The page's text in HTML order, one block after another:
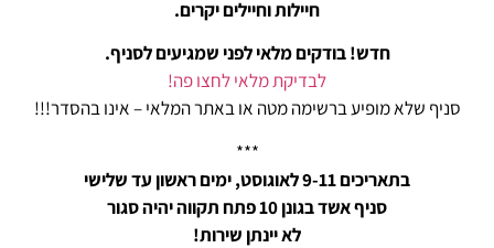
חיילות וחיילים יקרים.
חדש! בודקים מלאי לפני שמגיעים לסניף.
לבדיקת מלאי לחצו פה!
סניף שלא מופיע ברשימה מטה או באתר המלאי – אינו בהסדר!!!
***
בתאריכים 9-11 לאוגוסט, ימים ראשון עד שלישי
סניף אשד בגונן 10 פתח תקווה יהיה סגור
לא יינתן שירות!